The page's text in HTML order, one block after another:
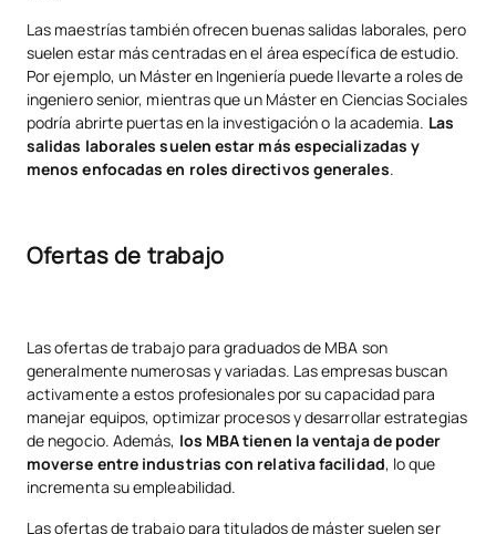
Las maestrías también ofrecen buenas salidas laborales, pero
suelen estar más centradas en el área específica de estudio.
Por ejemplo, un Máster en Ingeniería puede llevarte a roles de
ingeniero senior, mientras que un Máster en Ciencias Sociales
podría abrirte puertas en la investigación o la academia. Las
salidas laborales suelen estar más especializadas y
menos enfocadas en roles directivos generales.
Ofertas de trabajo
Las ofertas de trabajo para graduados de MBA son
generalmente numerosas y variadas. Las empresas buscan
activamente a estos profesionales por su capacidad para
manejar equipos, optimizar procesos y desarrollar estrategias
de negocio. Además, los MBA tienen la ventaja de poder
moverse entre industrias con relativa facilidad, lo que
incrementa su empleabilidad.
Las ofertas de trabajo para titulados de máster suelen ser